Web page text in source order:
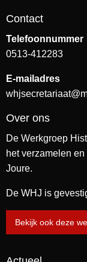
Contact
Telefoonnummer
0513-412283
E-mailadres
Over ons
De Werkgroep
het verzamelen
Joure.
De WHJ is
Bekijk ook deze